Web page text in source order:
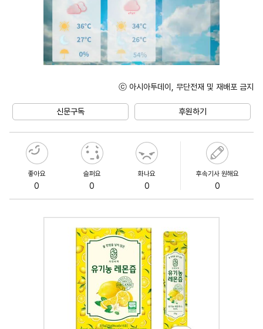
ⓒ 아시아투데이, 무단전재 및 재배포 금지
신문구독 후원하기
좋아요
0
슬퍼요
0
화나요
0
후속기사 원해요
0